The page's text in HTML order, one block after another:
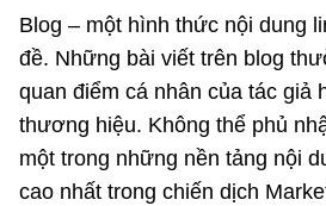
Blog – một hình thức nội dung
đề. Những bài viết trên blog
quan điểm cá nhân của tác giả
thương hiệu. Không thể phủ
một trong những nền tảng nội
cao nhất trong chiến dịch